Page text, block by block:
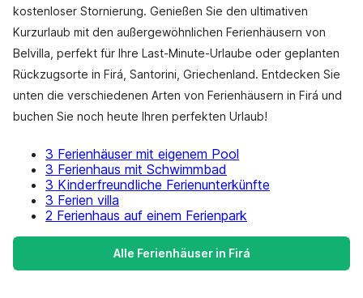
kostenloser Stornierung. Genießen Sie den ultimativen
Kurzurlaub mit den außergewöhnlichen Ferienhäusern von
Belvilla, perfekt für Ihre Last-Minute-Urlaube oder geplanten
Rückzugsorte in Firá, Santorini, Griechenland. Entdecken Sie
unten die verschiedenen Arten von Ferienhäusern in Firá und
buchen Sie noch heute Ihren perfekten Urlaub!
3 Ferienhäuser mit eigenem Pool
3 Ferienhaus mit Schwimmbad
3 Kinderfreundliche Ferienunterkünfte
3 Ferien villa
2 Ferienhaus auf einem Ferienpark
Alle Ferienhäuser in Firá